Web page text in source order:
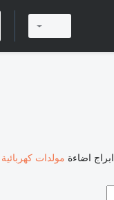
ابراج اضاءة مولدات